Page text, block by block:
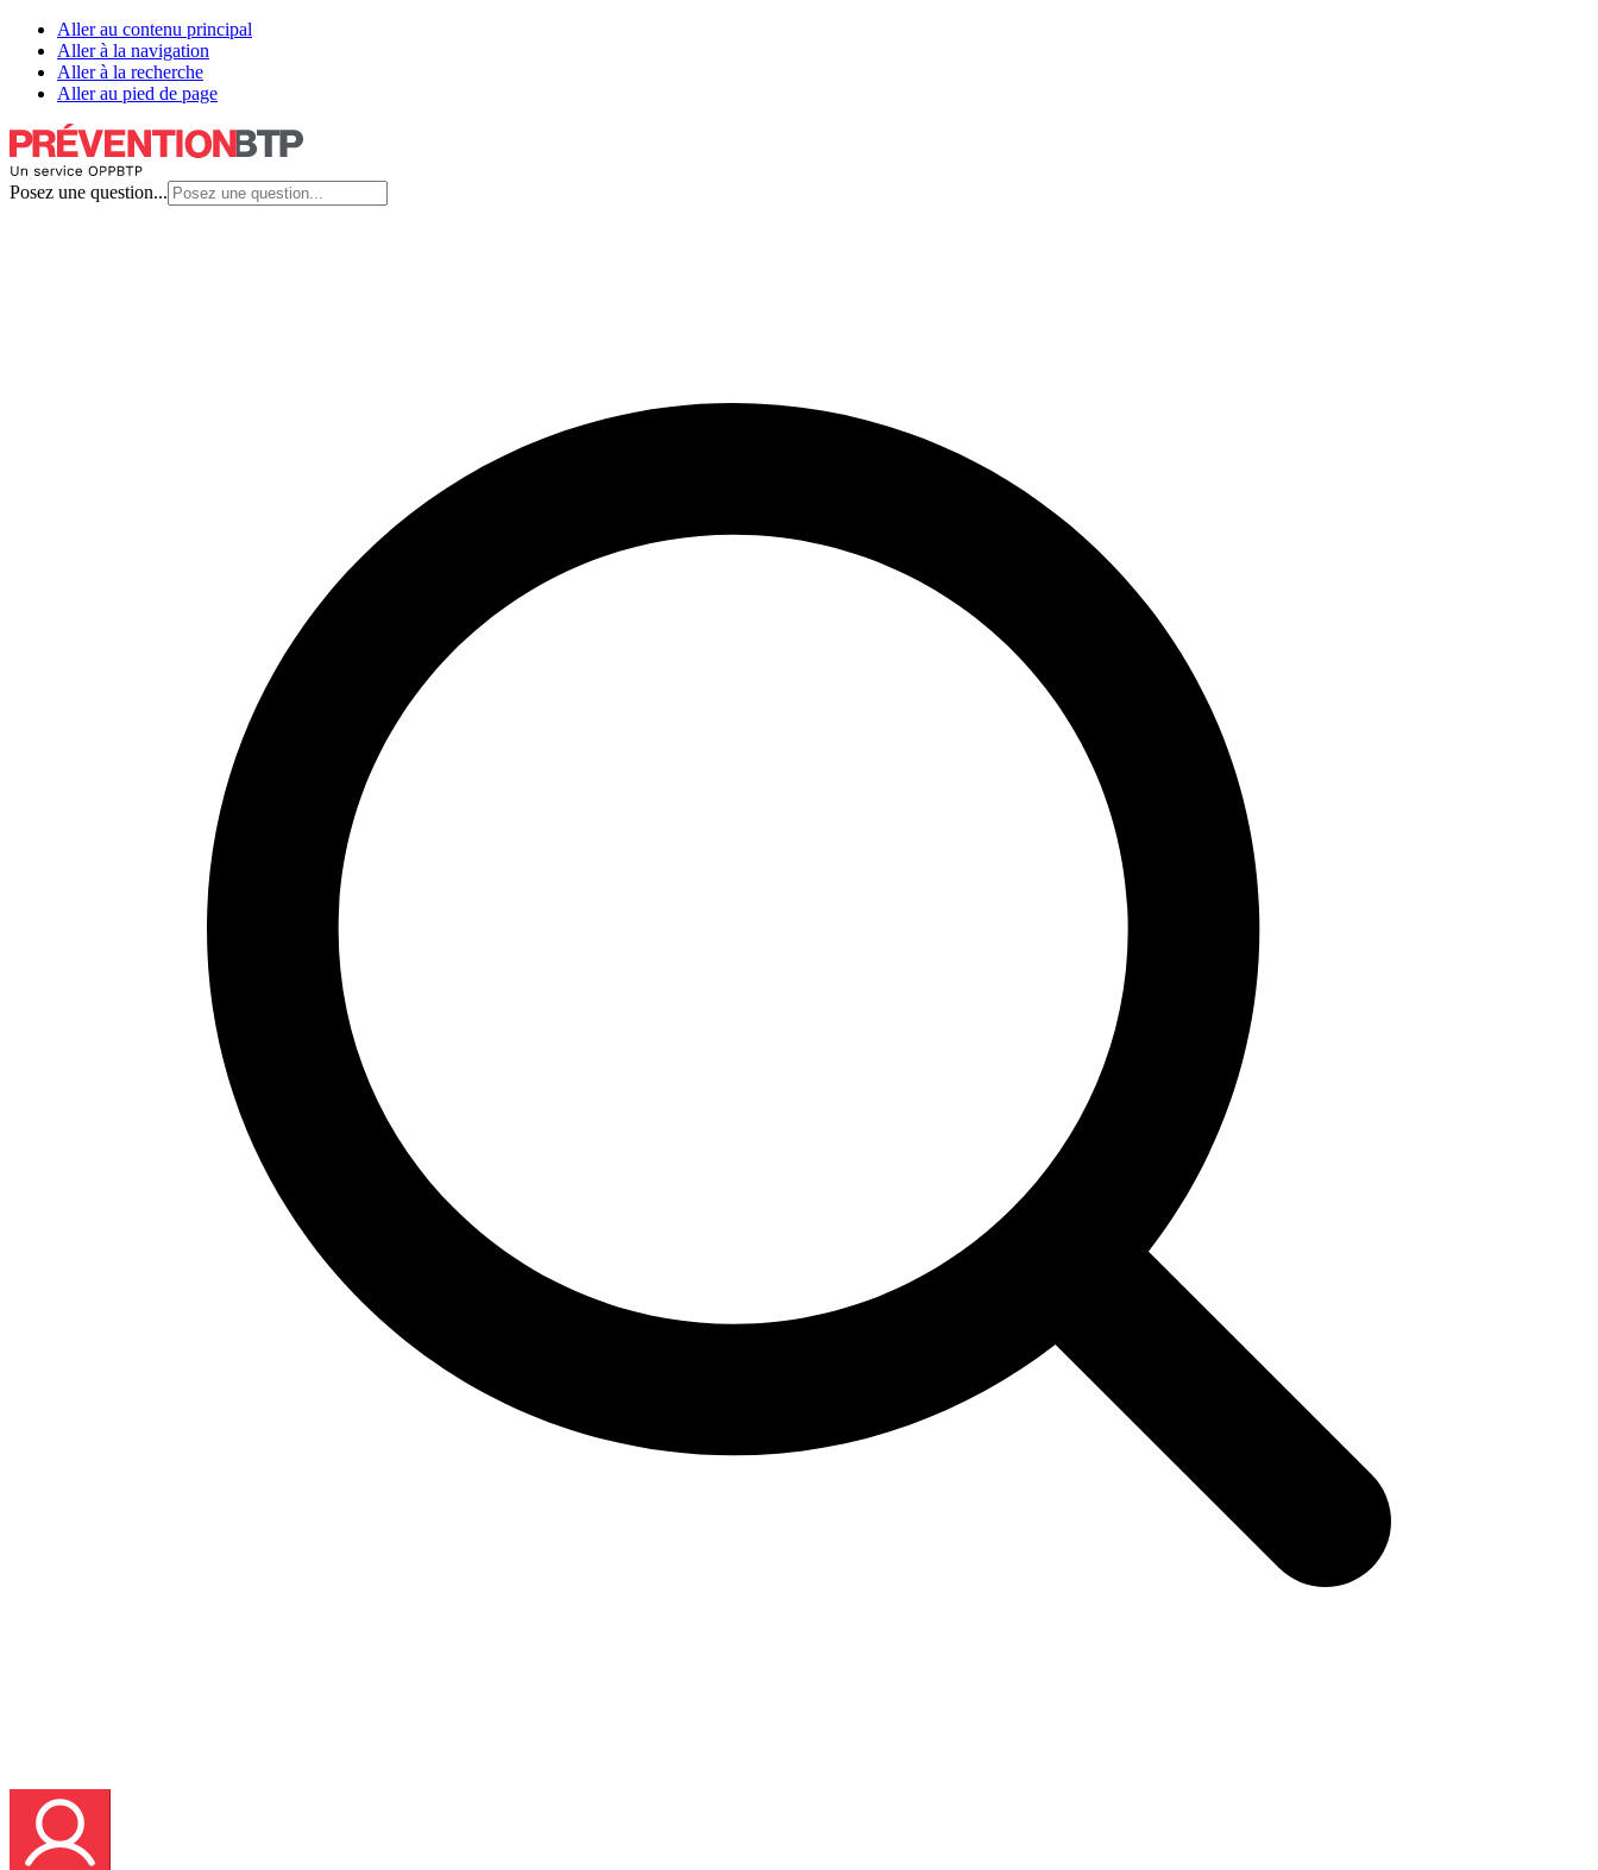
Aller au contenu principal
Aller à la navigation
Aller à la recherche
Aller au pied de page
Posez une question...